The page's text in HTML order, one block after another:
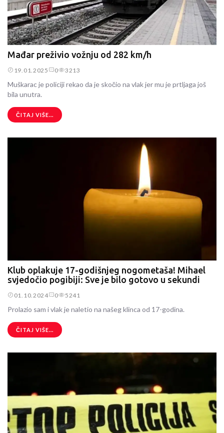
Mađar preživio vožnju od 282 km/h
19.01.2025 0 3213
Muškarac je policiji rekao da je skočio na vlak jer mu je prtljaga još
bila unutra.
ČITAJ VIŠE...
Klub oplakuje 17-godišnjeg nogometaša! Mihael
svjedočio pogibiji: Sve je bilo gotovo u sekundi
01.10.2024 0 5241
Prolazio sam i vlak je naletio na našeg klinca od 17-godina.
ČITAJ VIŠE...